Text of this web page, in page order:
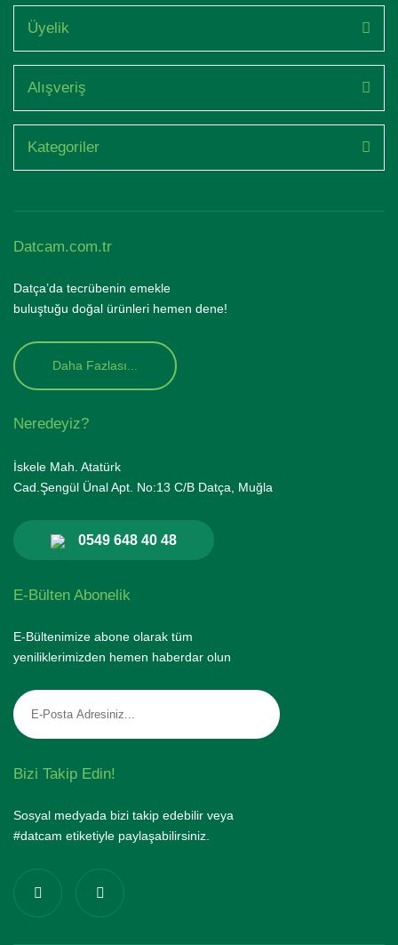
Üyelik
Alışveriş
Kategoriler
Datcam.com.tr
Datça’da tecrübenin emekle
buluştuğu doğal ürünleri hemen dene!
Daha Fazlası...
Neredeyiz?
İskele Mah. Atatürk
Cad.Şengül Ünal Apt. No:13 C/B Datça, Muğla
0549 648 40 48
E-Bülten Abonelik
E-Bültenimize abone olarak tüm
yeniliklerimizden hemen haberdar olun
Bizi Takip Edin!
Sosyal medyada bizi takip edebilir veya
#datcam etiketiyle paylaşabilirsiniz.